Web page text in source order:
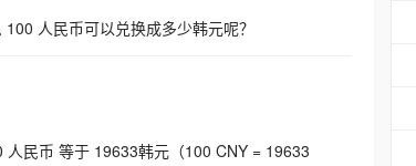
人民币可以兑换成多少韩元呢？
民币 等于 19633韩元（100 CNY = 19633